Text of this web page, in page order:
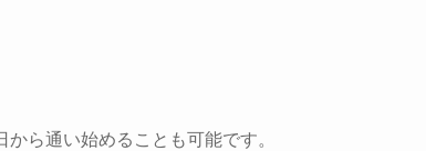
ら通い始めることも可能です。